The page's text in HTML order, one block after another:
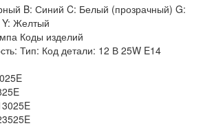
B: Синий C: Белый (прозрачный) G:
Желтый
Коды изделий
Тип: Код детали: 12 В 25W E14